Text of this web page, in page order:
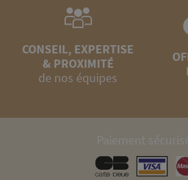
CONSEIL, EXPERTISE
& PROXIMITÉ
de nos équipes
Paiement